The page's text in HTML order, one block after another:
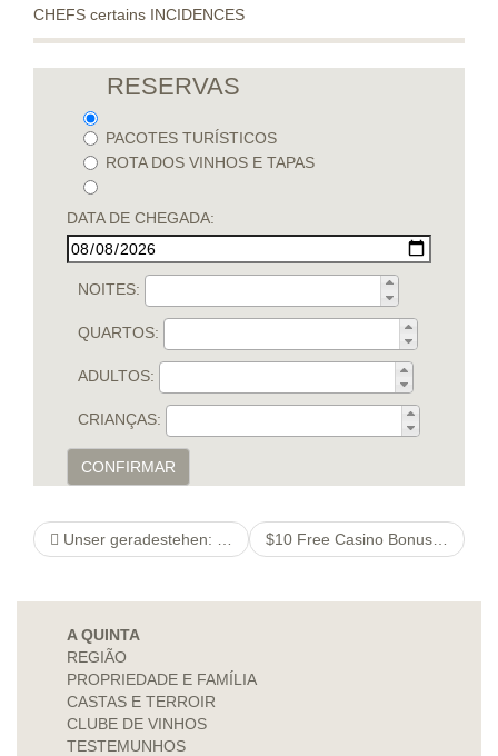
CHEFS certains INCIDENCES
RESERVAS
PACOTES TURÍSTICOS
ROTA DOS VINHOS E TAPAS
DATA DE CHEGADA:
NOITES:
QUARTOS:
ADULTOS:
CRIANÇAS:
CONFIRMAR
Unser geradestehen: gegenseitig nie und nimmer noch mehr alle den Augen zu verlegen $10 Free Casino Bonuses No Deposit Required For 2021
A QUINTA
REGIÃO
PROPRIEDADE E FAMÍLIA
CASTAS E TERROIR
CLUBE DE VINHOS
TESTEMUNHOS